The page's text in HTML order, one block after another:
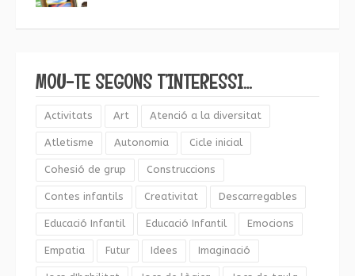
MOU-TE SEGONS T’INTERESSI…
Activitats Art Atenció a la diversitat
Atletisme Autonomia Cicle inicial
Cohesió de grup Construccions
Contes infantils Creativitat Descarregables
Educació Infantil Educació Infantil Emocions
Empatia Futur Idees Imaginació